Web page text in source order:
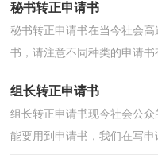
秘书转正申请书
秘书转正申请书在当今社会
书，请注意不同种类的申请
组长转正申请书
组长转正申请书现今社会公
能要用到申请书，我们在写申